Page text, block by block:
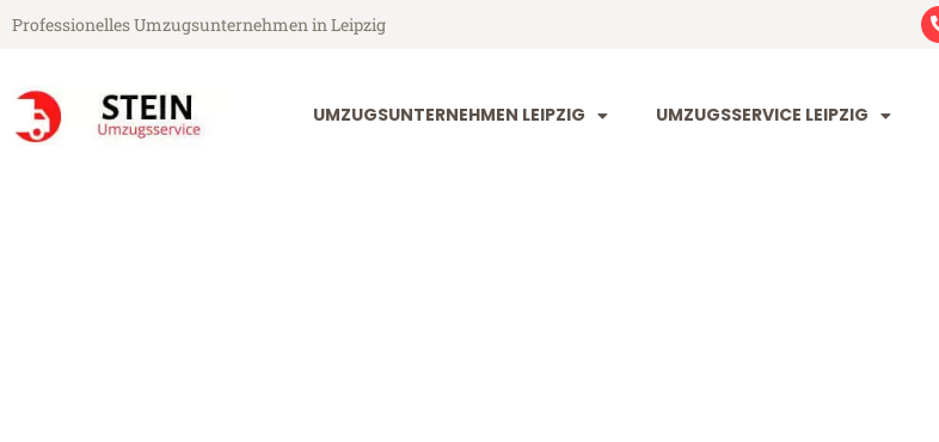
Professionelles Umzugsunternehmen in Leipzig
UMZUGSUNTERNEHMEN LEIPZIG UMZUGSSERVICE LEIPZIG